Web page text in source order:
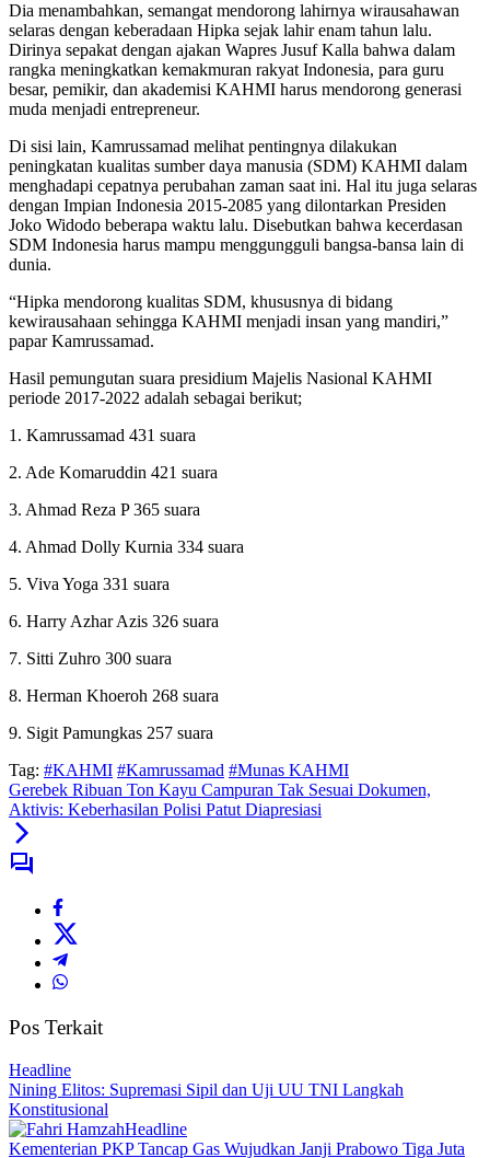
Dia menambahkan, semangat mendorong lahirnya wirausahawan
selaras dengan keberadaan Hipka sejak lahir enam tahun lalu.
Dirinya sepakat dengan ajakan Wapres Jusuf Kalla bahwa dalam
rangka meningkatkan kemakmuran rakyat Indonesia, para guru
besar, pemikir, dan akademisi KAHMI harus mendorong generasi
muda menjadi entrepreneur.
Di sisi lain, Kamrussamad melihat pentingnya dilakukan
peningkatan kualitas sumber daya manusia (SDM) KAHMI dalam
menghadapi cepatnya perubahan zaman saat ini. Hal itu juga selaras
dengan Impian Indonesia 2015-2085 yang dilontarkan Presiden
Joko Widodo beberapa waktu lalu. Disebutkan bahwa kecerdasan
SDM Indonesia harus mampu menggungguli bangsa-bansa lain di
dunia.
“Hipka mendorong kualitas SDM, khususnya di bidang
kewirausahaan sehingga KAHMI menjadi insan yang mandiri,”
papar Kamrussamad.
Hasil pemungutan suara presidium Majelis Nasional KAHMI
periode 2017-2022 adalah sebagai berikut;
1. Kamrussamad 431 suara
2. Ade Komaruddin 421 suara
3. Ahmad Reza P 365 suara
4. Ahmad Dolly Kurnia 334 suara
5. Viva Yoga 331 suara
6. Harry Azhar Azis 326 suara
7. Sitti Zuhro 300 suara
8. Herman Khoeroh 268 suara
9. Sigit Pamungkas 257 suara
Tag: #KAHMI #Kamrussamad #Munas KAHMI
Gerebek Ribuan Ton Kayu Campuran Tak Sesuai Dokumen,
Aktivis: Keberhasilan Polisi Patut Diapresiasi
Pos Terkait
Headline
Nining Elitos: Supremasi Sipil dan Uji UU TNI Langkah
Konstitusional
Headline
Kementerian PKP Tancap Gas Wujudkan Janji Prabowo Tiga Juta